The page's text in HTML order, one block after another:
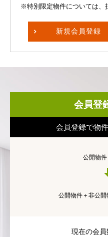
※特別限定物件については、
新規会員登録
会員登
会員登録で物
公開物件
公開物件＋非公開
現在の会員